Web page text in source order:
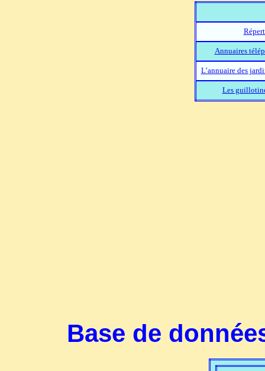
Annuaires
L’annuaire des
Les
Base de